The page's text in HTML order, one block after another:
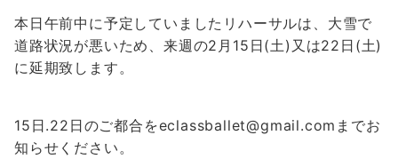
本日午前中に予定していましたリハーサルは、大雪で
道路状況が悪いため、来週の2月15日(土)又は22日(土)
に延期致します。
15日.22日のご都合をeclassballet@gmail.comまでお
知らせください。